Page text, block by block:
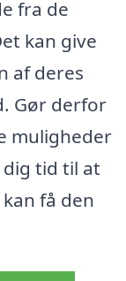
fra de
kan give
af deres
Gør derfor
muligheder
tid til at
få den